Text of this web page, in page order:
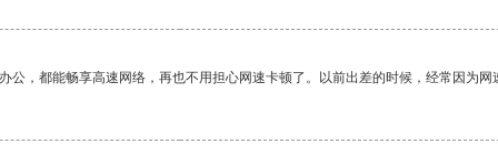
，都能畅享高速网络，再也不用担心网速卡顿了。以前出差的时候，经常因为